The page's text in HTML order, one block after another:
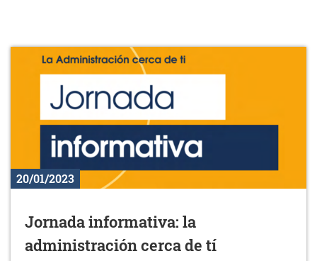
20/01/2023
Jornada informativa: la
administración cerca de tí